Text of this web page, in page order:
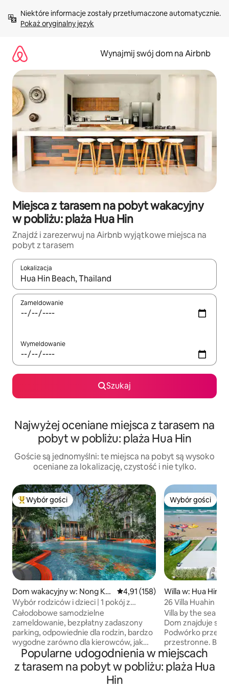
treści Pokaż oryginalny język
Wynajmij swój dom na Airbnb
Miejsca z tarasem na pobyt wakacyjny
w pobliżu: plaża Hua Hin
Znajdź i zarezerwuj na Airbnb wyjątkowe miejsca na
pobyt z tarasem
Lokalizacja
Gdy wyniki będą dostępne, możesz poruszać się po nich za
Zameldowanie
Wymeldowanie
Szukaj
Najwyżej oceniane miejsca z tarasem na
pobyt w pobliżu: plaża Hua Hin
Goście są jednomyślni: te miejsca na pobyt są wysoko
oceniane za lokalizację, czystość i nie tylko.
Najpopularniejsze z kategorii Wybór gości
Wybór gości
Dom wakacyjny w: Nong Ka
e
Średnia ocena: 4,91 na 5, liczba
4,91 (158)
Wybór rodziców i dzieci | 1 pokój z
dużym łóżkiem + łóżeczko dla dzieci,
można dodać łóżeczko dla niemowląt /
24-godzinny samoobsługowy check-in,
bezpłatny parking | 3 minuty spacerem
do plaży | dwa duże targowiska nocne
Całodobowe samodzielne
zameldowanie, bezpłatny zadaszony
parking, odpowiednie dla rodzin, bardzo
wygodne zarówno dla kierowców, jak
i podróżujących samochodem!Ten
centralnie położony dom w Hua Hin jest
dogodnie usytuowany i łatwo dostępny
– możesz zamówić taksówkę z domu lub
Wybór gości
Wybór gości
Willa w: Hua Hin
26 Villa Huahin
Villa by the sea
Dom znajduje się
Podwórko przed
przestronne.
panoramę 180
Hua Hin. Z
Lion Island. • Posłuchaj fal, ciesząc się
Popularne udogodnienia w miejscach
z tarasem na pobyt w pobliżu: plaża Hua
Hin